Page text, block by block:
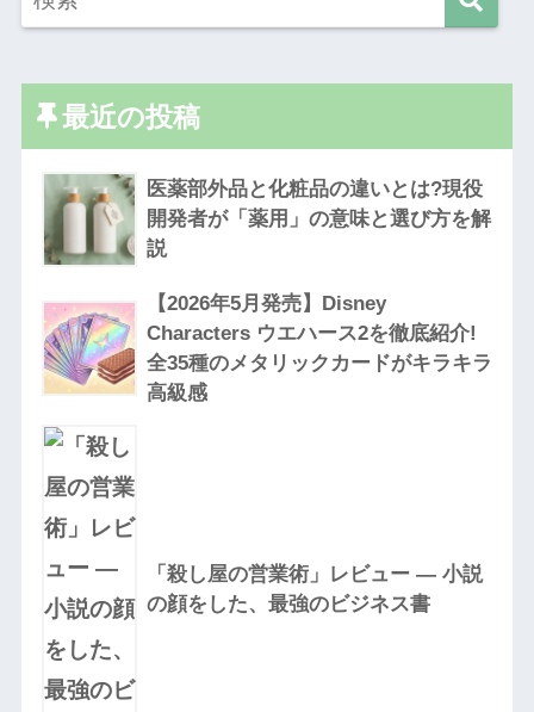
最近の投稿
医薬部外品と化粧品の違いとは?現役
開発者が「薬用」の意味と選び方を解
説
【2026年5月発売】Disney
Characters ウエハース2を徹底紹介!
全35種のメタリックカードがキラキラ
高級感
「殺し屋の営業術」レビュー — 小説
の顔をした、最強のビジネス書